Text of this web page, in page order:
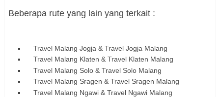
Beberapa rute yang lain yang terkait :
Travel Malang Jogja & Travel Jogja Malang
Travel Malang Klaten & Travel Klaten Malang
Travel Malang Solo & Travel Solo Malang
Travel Malang Sragen & Travel Sragen Malang
Travel Malang Ngawi & Travel Ngawi Malang